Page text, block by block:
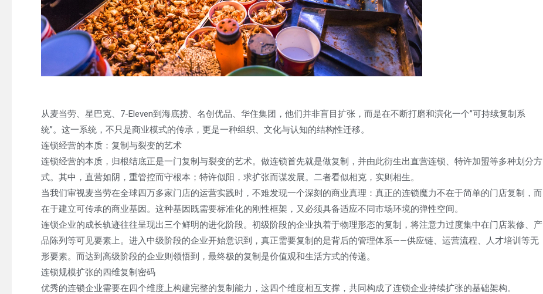
从麦当劳、星巴克、7-Eleven到海底捞、名创优品、华住集团，他们并非盲目扩张，而是在不断打磨和演化一个”可持续复制系
统”。这一系统，不只是商业模式的传承，更是一种组织、文化与认知的结构性迁移。
连锁经营的本质：复制与裂变的艺术
连锁经营的本质，归根结底正是一门复制与裂变的艺术。做连锁首先就是做复制，并由此衍生出直营连锁、特许加盟等多种划分方
式。其中，直营如阴，重管控而守根本；特许似阳，求扩张而谋发展。二者看似相克，实则相生。
当我们审视麦当劳在全球四万多家门店的运营实践时，不难发现一个深刻的商业真理：真正的连锁魔力不在于简单的门店复制，而
在于建立可传承的商业基因。这种基因既需要标准化的刚性框架，又必须具备适应不同市场环境的弹性空间。
连锁企业的成长轨迹往往呈现出三个鲜明的进化阶段。初级阶段的企业执着于物理形态的复制，将注意力过度集中在门店装修、产
品陈列等可见要素上。进入中级阶段的企业开始意识到，真正需要复制的是背后的管理体系——供应链、运营流程、人才培训等无
形要素。而达到高级阶段的企业则领悟到，最终极的复制是价值观和生活方式的传递。
连锁规模扩张的四维复制密码
优秀的连锁企业需要在四个维度上构建完整的复制能力，这四个维度相互支撑，共同构成了连锁企业持续扩张的基础架构。